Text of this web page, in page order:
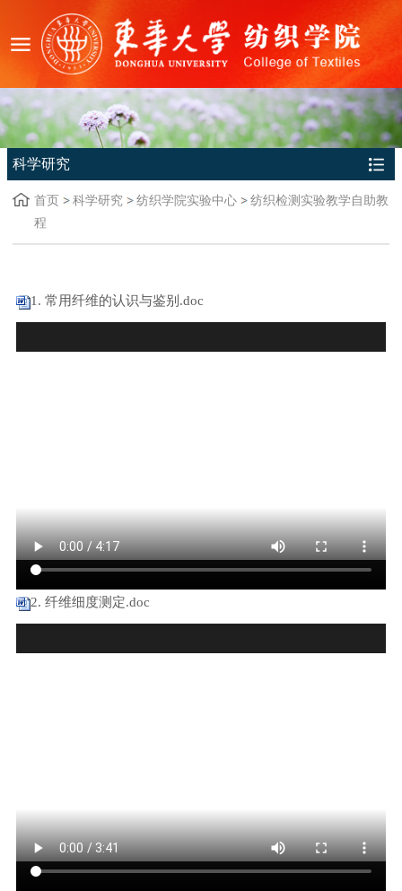
科学研究
首页 科学研究 纺织学院实验中心
纺织检测实验教学自助教
程
1. 常用纤维的认识与鉴别.doc
2. 纤维细度测定.doc